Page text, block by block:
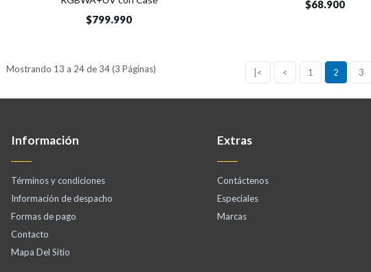
$799.990
$68.900
|< < 1 2 3
Mostrando 13 a 24 de 34 (3 Páginas)
Información
Términos y condiciones
Información de despacho
Formas de pago
Contacto
Mapa Del Sitio
Extras
Contáctenos
Especiales
Marcas